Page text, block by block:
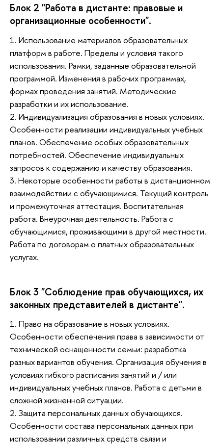
Блок 2 "Работа в дистанте: правовые и
организационные особенности".
1. Использование материалов образовательных
платформ в работе. Пределы и условия такого
использования. Рамки, заданные образовательной
программой. Изменения в рабочих программах,
формах проведения занятий. Методические
разработки и их использование.
2. Индивидуализация образования в новых условиях.
Особенности реализации индивидуальных учебных
планов. Обеспечение особых образовательных
потребностей. Обеспечение индивидуальных
запросов к содержанию и качеству образования.
3. Некоторые особенности работы в дистанционном
взаимодействии с обучающимися. Текущий контроль
и промежуточная аттестация. Воспитательная
работа. Внеурочная деятельность. Работа с
обучающимися, проживающими в другой местности.
Работа по договорам о платных образовательных
услугах.
Блок 3 "Соблюдение прав обучающихся, их
законных представителей в дистанте".
1. Право на образование в новых условиях.
Особенности обеспечения права в зависимости от
технической оснащенности семьи: разработка
разных вариантов обучения. Организация обучения в
условиях гибкого расписания занятий и / или
индивидуальных учебных планов. Работа с детьми в
сложной жизненной ситуации.
2. Защита персональных данных обучающихся.
Особенности состава персональных данных при
использовании различных средств связи и